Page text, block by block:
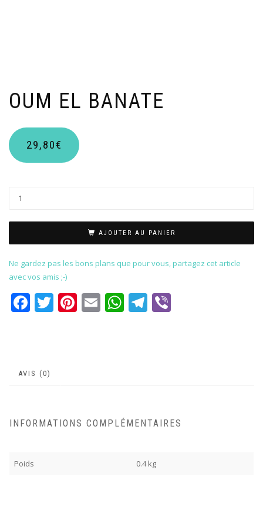
OUM EL BANATE
29,80€
AJOUTER AU PANIER
Ne gardez pas les bons plans que pour vous, partagez cet article
avec vos amis ;-)
Facebook
Twitter
Pinterest
EmailWhatsApp
Telegram
AVIS (0)
INFORMATIONS COMPLÉMENTAIRES
Poids 0.4 kg